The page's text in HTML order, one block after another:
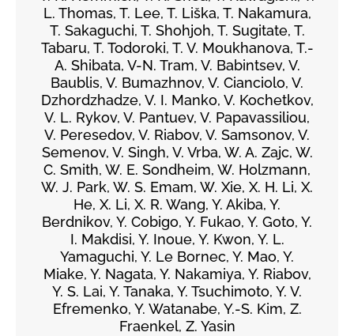
L. Thomas, T. Lee, T. Liška, T. Nakamura,
T. Sakaguchi, T. Shohjoh, T. Sugitate, T.
Tabaru, T. Todoroki, T. V. Moukhanova, T.-
A. Shibata, V-N. Tram, V. Babintsev, V.
Baublis, V. Bumazhnov, V. Cianciolo, V.
Dzhordzhadze, V. I. Manko, V. Kochetkov,
V. L. Rykov, V. Pantuev, V. Papavassiliou,
V. Peresedov, V. Riabov, V. Samsonov, V.
Semenov, V. Singh, V. Vrba, W. A. Zajc, W.
C. Smith, W. E. Sondheim, W. Holzmann,
W. J. Park, W. S. Emam, W. Xie, X. H. Li, X.
He, X. Li, X. R. Wang, Y. Akiba, Y.
Berdnikov, Y. Cobigo, Y. Fukao, Y. Goto, Y.
I. Makdisi, Y. Inoue, Y. Kwon, Y. L.
Yamaguchi, Y. Le Bornec, Y. Mao, Y.
Miake, Y. Nagata, Y. Nakamiya, Y. Riabov,
Y. S. Lai, Y. Tanaka, Y. Tsuchimoto, Y. V.
Efremenko, Y. Watanabe, Y.-S. Kim, Z.
Fraenkel, Z. Yasin